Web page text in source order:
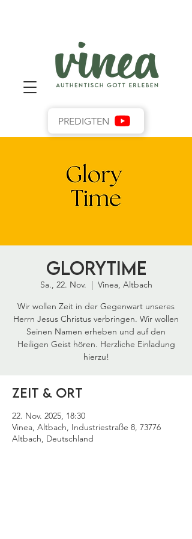
PREDIGTEN
GloryTime
Sa., 22. Nov.
  |
Vinea, Altbach
Wir wollen Zeit in der Gegenwart unseres
Herrn Jesus Christus verbringen. Wir wollen
Seinen Namen erheben und auf den
Heiligen Geist hören. Herzliche Einladung
hierzu!
Zeit & Ort
22. Nov. 2025, 18:30
Vinea, Altbach, Industriestraße 8, 73776
Altbach, Deutschland